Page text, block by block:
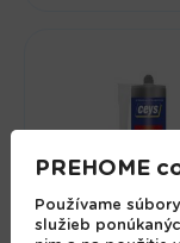
PREHOME
Používame
služieb